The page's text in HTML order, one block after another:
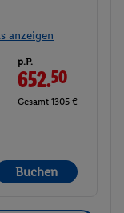
anzeigen
p.P.
652.50
Gesamt 1305 €
Buchen